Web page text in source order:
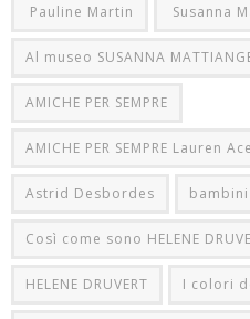
Pauline Martin Susanna
Al museo SUSANNA
AMICHE PER SEMPRE
AMICHE PER SEMPRE Lauren
Astrid Desbordes
Così come sono HELENE
HELENE DRUVERT I colori